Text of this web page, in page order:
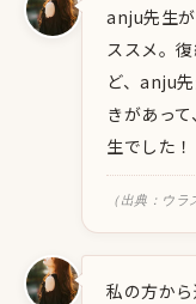
anju先生
ススメ。
ど、anju
きがあっ
生でした！
（出典：ウラ
私の方か